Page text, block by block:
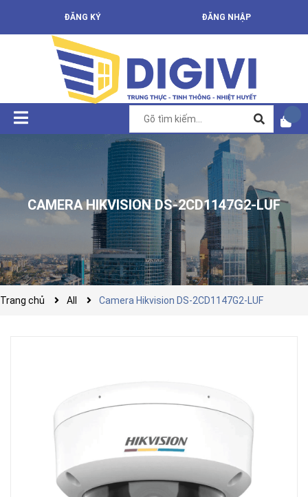
ĐĂNG KÝ ĐĂNG NHẬP
CAMERA HIKVISION DS-2CD1147G2-LUF
Trang chủ All Camera Hikvision DS-2CD1147G2-LUF